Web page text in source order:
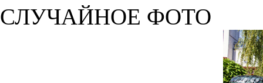
СЛУЧАЙНОЕ ФОТО